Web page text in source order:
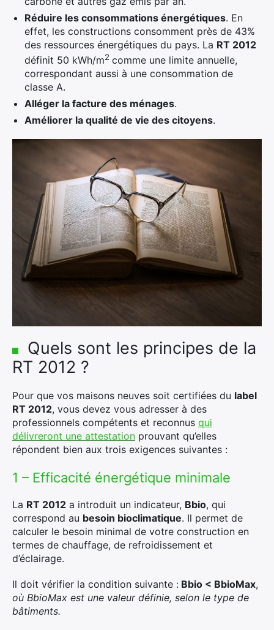
Réduire les consommations énergétiques. En
effet, les constructions consomment près de 43%
des ressources énergétiques du pays. La RT 2012
définit 50 kWh/m2 comme une limite annuelle,
correspondant aussi à une consommation de
classe A.
Alléger la facture des ménages.
Améliorer la qualité de vie des citoyens.
Quels sont les principes de la
RT 2012 ?
Pour que vos maisons neuves soit certifiées du label
RT 2012, vous devez vous adresser à des
professionnels compétents et reconnus qui
délivreront une attestation prouvant qu’elles
répondent bien aux trois exigences suivantes :
1 – Efficacité énergétique minimale
La RT 2012 a introduit un indicateur, Bbio, qui
correspond au besoin bioclimatique. Il permet de
calculer le besoin minimal de votre construction en
termes de chauffage, de refroidissement et
d’éclairage.
Il doit vérifier la condition suivante : Bbio < BbioMax,
où BbioMax est une valeur définie, selon le type de
bâtiments.
×
Rechercher